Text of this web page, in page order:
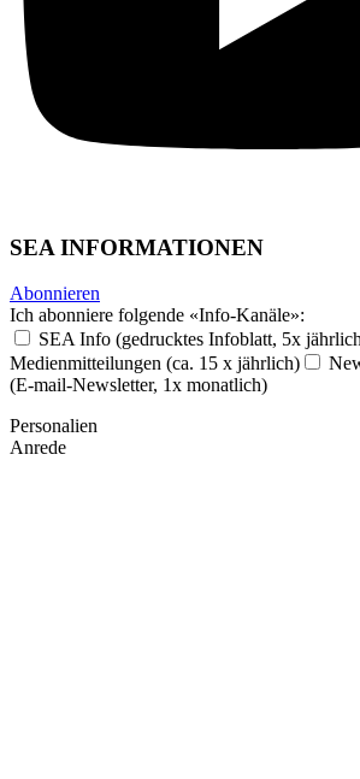
SEA INFORMATIONEN
Abonnieren
Ich abonniere folgende «Info-Kanäle»:
SEA Info (gedrucktes Infoblatt, 5x
Medienmitteilungen (ca. 15 x jährlich)
(E-mail-Newsletter, 1x monatlich)
Personalien
Anrede